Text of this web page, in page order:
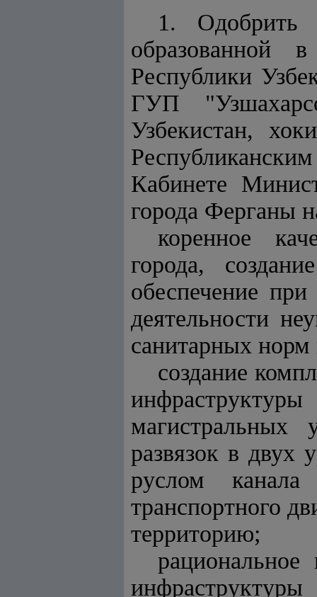
1. Одобрить
образованной
Республики
ГУП
Узбекистан,
Кабинете
города Ферганы
коренное
города,
обеспечение при
деятельности
санитарных норм
создание
магистральных
развязок в двух
руслом канала
транспортного
территорию;